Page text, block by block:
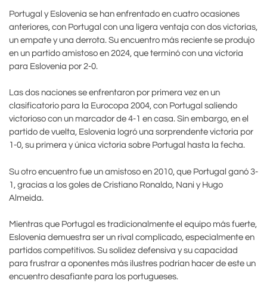
Portugal y Eslovenia se han enfrentado en cuatro ocasiones
anteriores, con Portugal con una ligera ventaja con dos victorias,
un empate y una derrota. Su encuentro más reciente se produjo
en un partido amistoso en 2024, que terminó con una victoria
para Eslovenia por 2-0.
Las dos naciones se enfrentaron por primera vez en un
clasificatorio para la Eurocopa 2004, con Portugal saliendo
victorioso con un marcador de 4-1 en casa. Sin embargo, en el
partido de vuelta, Eslovenia logró una sorprendente victoria por
1-0, su primera y única victoria sobre Portugal hasta la fecha.
Su otro encuentro fue un amistoso en 2010, que Portugal ganó 3-
1, gracias a los goles de Cristiano Ronaldo, Nani y Hugo
Almeida.
Mientras que Portugal es tradicionalmente el equipo más fuerte,
Eslovenia demuestra ser un rival complicado, especialmente en
partidos competitivos. Su solidez defensiva y su capacidad
para frustrar a oponentes más ilustres podrían hacer de este un
encuentro desafiante para los portugueses.